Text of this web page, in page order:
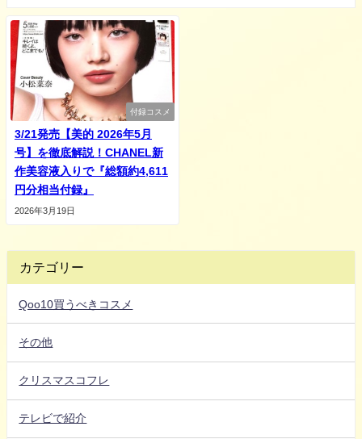
付録コスメ
3/21発売【美的 2026年5月
号】を徹底解説！CHANEL新
作美容液入りで『総額約4,611
円分相当付録』
2026年3月19日
カテゴリー
Qoo10買うべきコスメ
その他
クリスマスコフレ
テレビで紹介